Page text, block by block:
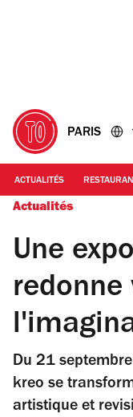
PARIS
ACTUALITÉS
Actualités
Une
redonne
Du 21
kreo se
artistique et